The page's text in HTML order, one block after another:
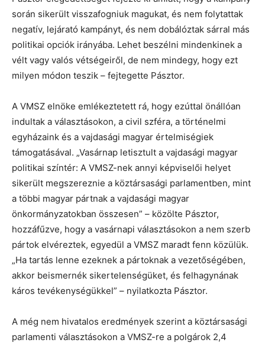
során sikerült visszafogniuk magukat, és nem folytattak
negatív, lejárató kampányt, és nem dobálóztak sárral más
politikai opciók irányába. Lehet beszélni mindenkinek a
vélt vagy valós vétségeiről, de nem mindegy, hogy ezt
milyen módon teszik – fejtegette Pásztor.
A VMSZ elnöke emlékeztetett rá, hogy ezúttal önállóan
indultak a választásokon, a civil szféra, a történelmi
egyházaink és a vajdasági magyar értelmiségiek
támogatásával. „Vasárnap letisztult a vajdasági magyar
politikai színtér: A VMSZ-nek annyi képviselői helyet
sikerült megszereznie a köztársasági parlamentben, mint
a többi magyar pártnak a vajdasági magyar
önkormányzatokban összesen” – közölte Pásztor,
hozzáfűzve, hogy a vasárnapi választásokon a nem szerb
pártok elvéreztek, egyedül a VMSZ maradt fenn közülük.
„Ha tartás lenne ezeknek a pártoknak a vezetőségében,
akkor beismernék sikertelenségüket, és felhagynának
káros tevékenységükkel” – nyilatkozta Pásztor.
A még nem hivatalos eredmények szerint a köztársasági
parlamenti választásokon a VMSZ-re a polgárok 2,4